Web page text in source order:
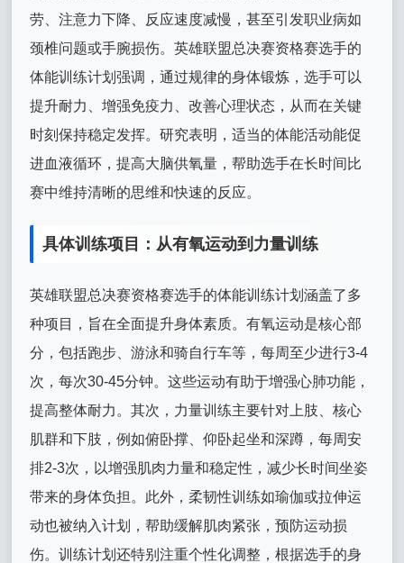
劳、注意力下降、反应速度减慢，甚至引发职业病如
颈椎问题或手腕损伤。英雄联盟总决赛资格赛选手的
体能训练计划强调，通过规律的身体锻炼，选手可以
提升耐力、增强免疫力、改善心理状态，从而在关键
时刻保持稳定发挥。研究表明，适当的体能活动能促
进血液循环，提高大脑供氧量，帮助选手在长时间比
赛中维持清晰的思维和快速的反应。
具体训练项目：从有氧运动到力量训练
英雄联盟总决赛资格赛选手的体能训练计划涵盖了多
种项目，旨在全面提升身体素质。有氧运动是核心部
分，包括跑步、游泳和骑自行车等，每周至少进行3-4
次，每次30-45分钟。这些运动有助于增强心肺功能，
提高整体耐力。其次，力量训练主要针对上肢、核心
肌群和下肢，例如俯卧撑、仰卧起坐和深蹲，每周安
排2-3次，以增强肌肉力量和稳定性，减少长时间坐姿
带来的身体负担。此外，柔韧性训练如瑜伽或拉伸运
动也被纳入计划，帮助缓解肌肉紧张，预防运动损
伤。训练计划还特别注重个性化调整，根据选手的身